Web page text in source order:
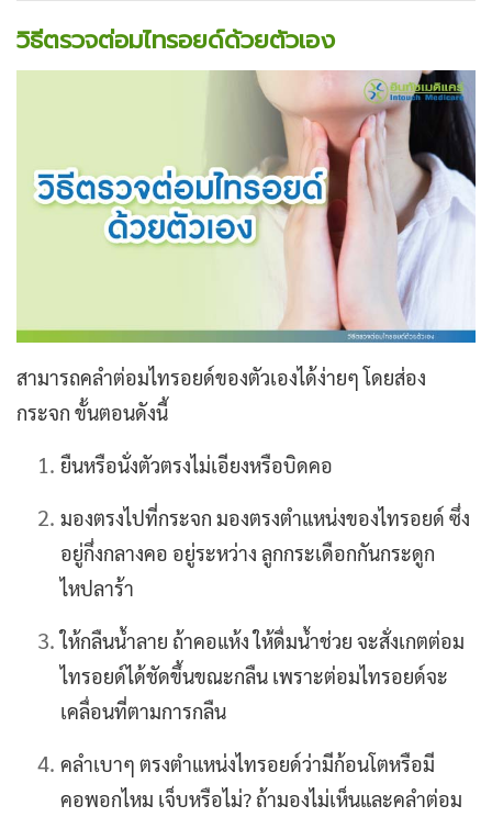
วิธีตรวจต่อมไทรอยด์ด้วยตัวเอง
สามารถคลำต่อมไทรอยด์ของตัวเองได้ง่ายๆ โดยส่อง
กระจก ขั้นตอนดังนี้
ยืนหรือนั่งตัวตรงไม่เอียงหรือบิดคอ
มองตรงไปที่กระจก มองตรงตำแหน่งของไทรอยด์ ซึ่ง
อยู่กึ่งกลางคอ อยู่ระหว่าง ลูกกระเดือกกันกระดูก
ไหปลาร้า
ให้กลืนน้ำลาย ถ้าคอแห้ง ให้ดื่มน้ำช่วย จะสั่งเกตต่อม
ไทรอยด์ได้ชัดขึ้นขณะกลืน เพราะต่อมไทรอยด์จะ
เคลื่อนที่ตามการกลืน
คลำเบาๆ ตรงตำแหน่งไทรอยด์ว่ามีก้อนโตหรือมี
คอพอกไหม เจ็บหรือไม่? ถ้ามองไม่เห็นและคลำต่อม